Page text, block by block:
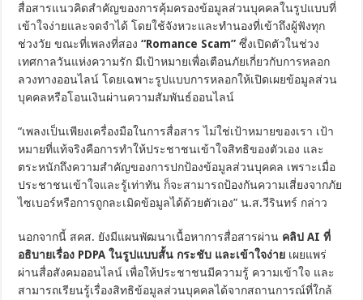
สื่อสารแนวคิดสำคัญของการคุ้มครองข้อมูลส่วนบุคคลในรูปแบบที่
เข้าใจง่ายและจดจำได้ โดยใช้จังหวะและทำนองที่เข้าถึงผู้ฟังทุก
ช่วงวัย ขณะที่เพลงที่สอง“Romance Scam” ซึ่งเปิดตัวในช่วง
เทศกาลวันแห่งความรัก มีเป้าหมายเพื่อเตือนภัยเกี่ยวกับการหลอก
ลวงทางออนไลน์ โดยเฉพาะรูปแบบการหลอกให้เปิดเผยข้อมูลส่วน
บุคคลหรือโอนเงินผ่านความสัมพันธ์ออนไลน์
“เพลงเป็นเพียงเครื่องมือในการสื่อสาร ไม่ใช่เป้าหมายของเรา เป้า
หมายที่แท้จริงคือการทำให้ประชาชนเข้าใจสิทธิของตัวเอง และ
ตระหนักถึงความสำคัญของการปกป้องข้อมูลส่วนบุคคล เพราะเมื่อ
ประชาชนเข้าใจและรู้เท่าทัน ก็จะสามารถป้องกันความเสี่ยงจากภัย
ไซเบอร์หรือการถูกละเมิดข้อมูลได้ด้วยตัวเอง” น.ส.วีรินทร์ กล่าว
นอกจากนี้ สคส. ยังมีแผนพัฒนาเนื้อหาการสื่อสารผ่าน คลิป AI ที่
อธิบายเรื่อง PDPA ในรูปแบบสั้น กระชับ และเข้าใจง่าย เผยแพร่
ผ่านสื่อสังคมออนไลน์ เพื่อให้ประชาชนมีความรู้ ความเข้าใจ และ
สามารถเรียนรู้เรื่องสิทธิข้อมูลส่วนบุคคลได้จากสถานการณ์ที่ใกล้